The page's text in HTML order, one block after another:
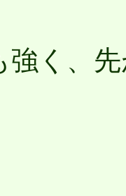
強く、